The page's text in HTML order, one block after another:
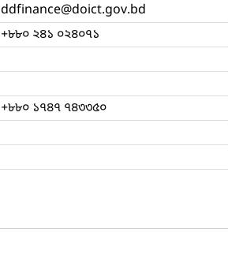
ddfinance@doict.gov.bd
+৮৮০ ২৪১ ০২৪০৭১
+৮৮০ ১৭৪৭ ৭৪৩৩৫০